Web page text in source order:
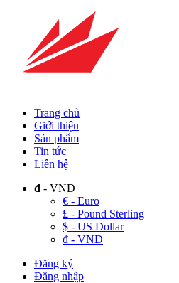
Trang chủ
Giới thiệu
Sản phẩm
Tin tức
Liên hệ
đ - VND
€ - Euro
£ - Pound Sterling
$ - US Dollar
đ - VND
Đăng ký
Đăng nhập